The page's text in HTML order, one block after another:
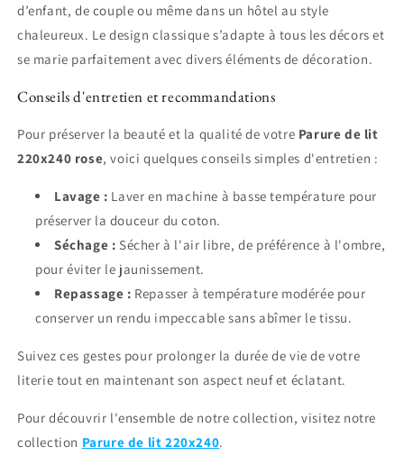
d’enfant, de couple ou même dans un hôtel au style
chaleureux. Le design classique s’adapte à tous les décors et
se marie parfaitement avec divers éléments de décoration.
Conseils d'entretien et recommandations
Pour préserver la beauté et la qualité de votre Parure de lit
220x240 rose, voici quelques conseils simples d'entretien :
Lavage : Laver en machine à basse température pour
préserver la douceur du coton.
Séchage : Sécher à l'air libre, de préférence à l'ombre,
pour éviter le jaunissement.
Repassage : Repasser à température modérée pour
conserver un rendu impeccable sans abîmer le tissu.
Suivez ces gestes pour prolonger la durée de vie de votre
literie tout en maintenant son aspect neuf et éclatant.
Pour découvrir l'ensemble de notre collection, visitez notre
collection Parure de lit 220x240.